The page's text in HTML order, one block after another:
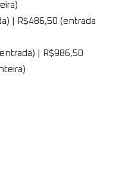
| R$486,50 (entrada
| R$986,50